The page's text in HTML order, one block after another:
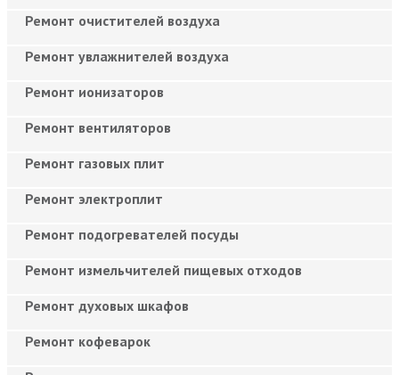
Ремонт очистителей воздуха
Ремонт увлажнителей воздуха
Ремонт ионизаторов
Ремонт вентиляторов
Ремонт газовых плит
Ремонт электроплит
Ремонт подогревателей посуды
Ремонт измельчителей пищевых отходов
Ремонт духовых шкафов
Ремонт кофеварок